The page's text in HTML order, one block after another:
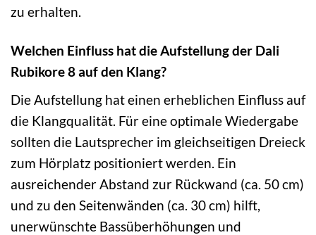
zu erhalten.
Welchen Einfluss hat die Aufstellung der Dali
Rubikore 8 auf den Klang?
Die Aufstellung hat einen erheblichen Einfluss auf
die Klangqualität. Für eine optimale Wiedergabe
sollten die Lautsprecher im gleichseitigen Dreieck
zum Hörplatz positioniert werden. Ein
ausreichender Abstand zur Rückwand (ca. 50 cm)
und zu den Seitenwänden (ca. 30 cm) hilft,
unerwünschte Bassüberhöhungen und